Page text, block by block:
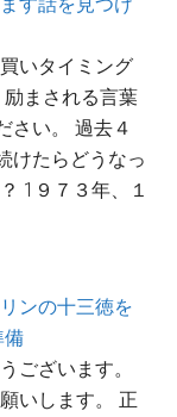
いタイミング
まされる言葉
さい。 過去４
けたらどうなっ
1９７３年、１
ンの十三徳を
備
ございます。
いします。 正